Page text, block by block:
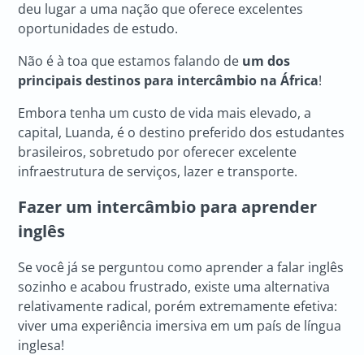
deu lugar a uma nação que oferece excelentes
oportunidades de estudo.
Não é à toa que estamos falando de um dos
principais destinos para intercâmbio na África!
Embora tenha um custo de vida mais elevado, a
capital, Luanda, é o destino preferido dos estudantes
brasileiros, sobretudo por oferecer excelente
infraestrutura de serviços, lazer e transporte.
Fazer um intercâmbio para aprender
inglês
Se você já se perguntou como aprender a falar inglês
sozinho e acabou frustrado, existe uma alternativa
relativamente radical, porém extremamente efetiva:
viver uma experiência imersiva em um país de língua
inglesa!